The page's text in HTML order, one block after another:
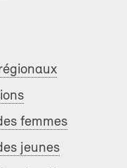
femmes
jeunes